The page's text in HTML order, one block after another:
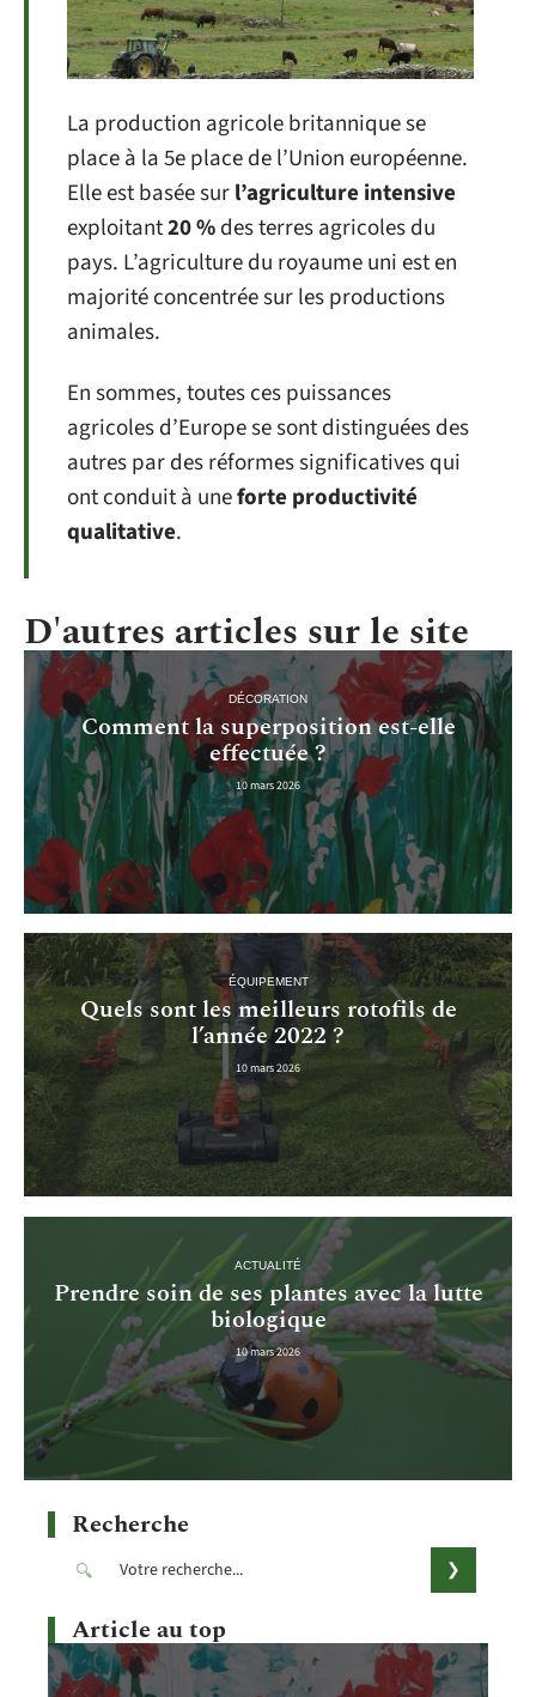
La production agricole britannique se
place à la 5e place de l’Union européenne.
Elle est basée surl’agriculture intensive
exploitant20 %des terres agricoles du
pays. L’agriculture du royaume uni est en
majorité concentrée sur les productions
animales.
En sommes, toutes ces puissances
agricoles d’Europe se sont distinguées des
autres par des réformes significatives qui
ont conduit à uneforte productivité
qualitative.
D'autres articles sur le site
DÉCORATION
Comment la superposition est-elle
effectuée ?
10 mars 2026
ÉQUIPEMENT
Quels sont les meilleurs rotofils de
l’année 2022 ?
10 mars 2026
ACTUALITÉ
Prendre soin de ses plantes avec la lutte
biologique
10 mars 2026
Recherche
Article au top